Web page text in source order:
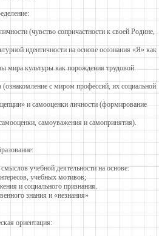
(чувство сопричастности к своей Родине,
идентичности на основе осознания «Я» как
мира культуры как порождения трудовой
с миром профессий, их социальной
и самооценки личности (формирование
самоуважения и самопринятия).
учебной деятельности на основе:
учебных мотивов;
и социального признания.
знания и «незнания»
ориентация: